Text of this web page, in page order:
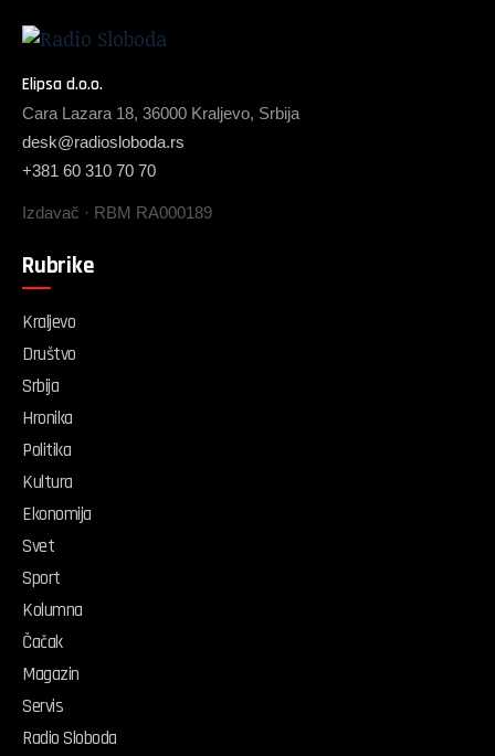
Elipsa d.o.o.
Cara Lazara 18, 36000 Kraljevo, Srbija
desk@radiosloboda.rs
+381 60 310 70 70
Izdavač · RBM RA000189
Rubrike
Kraljevo
Društvo
Srbija
Hronika
Politika
Kultura
Ekonomija
Svet
Sport
Kolumna
Čačak
Magazin
Servis
Radio Sloboda